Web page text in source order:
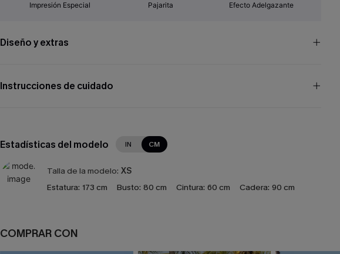
Impresión Especial Pajarita Efecto Adelgazante
Diseño y extras
Instrucciones de cuidado
Estadísticas del modelo IN CM
Talla de la modelo: XS
Estatura: 173 cm Busto: 80 cm Cintura: 60 cm Cadera: 90 cm
COMPRAR CON